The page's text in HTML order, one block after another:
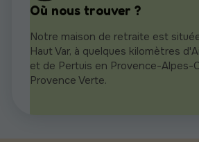
Où nous trouver ?
Notre maison de retraite est
Haut Var, à quelques kilomètres
et de Pertuis en Provence-Alpes-
Provence Verte.